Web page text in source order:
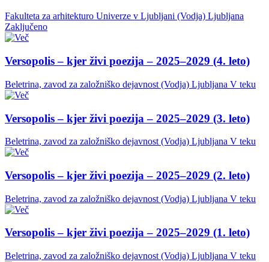
Fakulteta za arhitekturo Univerze v Ljubljani (Vodja) Ljubljana
Zaključeno
Versopolis – kjer živi poezija – 2025–2029 (4. leto)
Beletrina, zavod za založniško dejavnost (Vodja) Ljubljana V teku
Versopolis – kjer živi poezija – 2025–2029 (3. leto)
Beletrina, zavod za založniško dejavnost (Vodja) Ljubljana V teku
Versopolis – kjer živi poezija – 2025–2029 (2. leto)
Beletrina, zavod za založniško dejavnost (Vodja) Ljubljana V teku
Versopolis – kjer živi poezija – 2025–2029 (1. leto)
Beletrina, zavod za založniško dejavnost (Vodja) Ljubljana V teku